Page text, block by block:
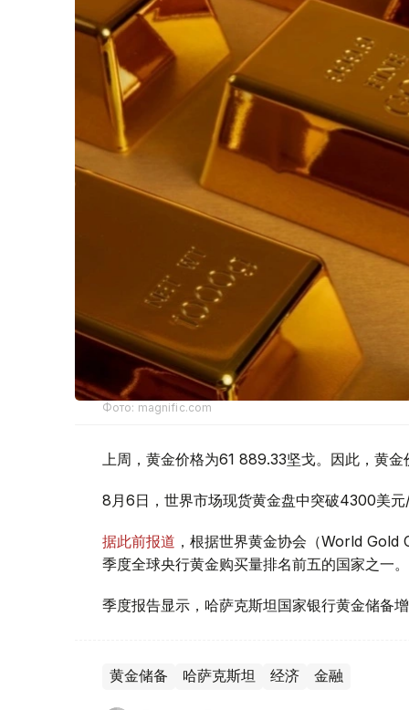
Фото: magnific.com
上周，黄金价格为61 889.33坚戈。因此，黄
8月6日，世界市场现货黄金盘中突破4300美元
据此前报道 ，根据世界黄金协会（World
季度全球央行黄金购买量排名前五的国家之一。
季度报告显示，哈萨克斯坦国家银行黄金储备增
黄金储备 哈萨克斯坦 经济 金融